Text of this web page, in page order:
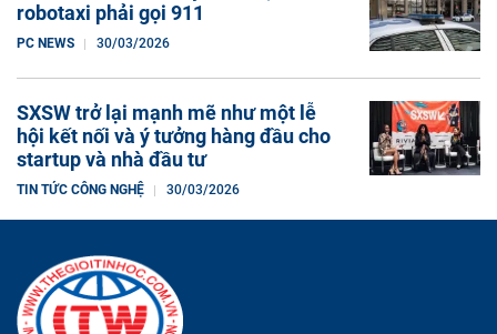
robotaxi phải gọi 911
PC NEWS 30/03/2026
SXSW trở lại mạnh mẽ như một lễ
hội kết nối và ý tưởng hàng đầu cho
startup và nhà đầu tư
TIN TỨC CÔNG NGHỆ 30/03/2026